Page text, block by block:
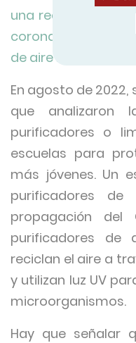
una reducción
coronavirus
de aire HEPA
En agosto de
que analizaron
purificadores o
escuelas para
más jóvenes. Un
purificadores
propagación del
purificadores de
reciclan el aire a
y utilizan luz UV
microorganismos.
Hay que señalar